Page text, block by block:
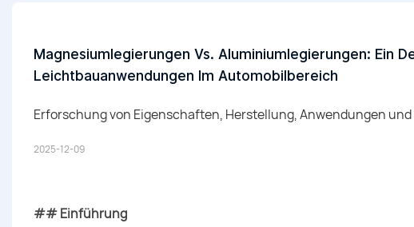
Magnesiumlegierungen Vs. Aluminiumlegierungen: Ein
Leichtbauanwendungen Im Automobilbereich
Erforschung von Eigenschaften, Herstellung, Anwendungen
2025-12-09
## Einführung